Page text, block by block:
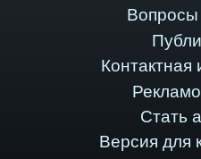
Вопросы
Стать
Версия для